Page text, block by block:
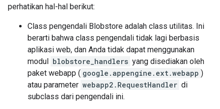
perhatikan hal-hal berikut:
Class pengendali Blobstore adalah class utilitas. Ini
berarti bahwa class pengendali tidak lagi berbasis
aplikasi web, dan Anda tidak dapat menggunakan
modul blobstore_handlers yang disediakan oleh
paket webapp ( google.appengine.ext.webapp )
atau parameter webapp2.RequestHandler di
subclass dari pengendali ini.